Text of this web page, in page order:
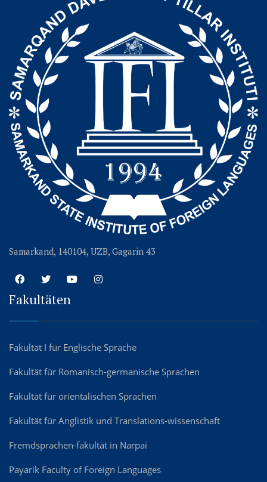
Samarkand, 140104, UZB, Gagarin 43
Fakultäten
Fakultät I für Englische Sprache
Fakultät für Romanisch-germanische Sprachen
Fakultät für orientalischen Sprachen
Fakultät für Anglistik und Translations-wissenschaft
Fremdsprachen-fakultät in Narpai
Payarik Faculty of Foreign Languages